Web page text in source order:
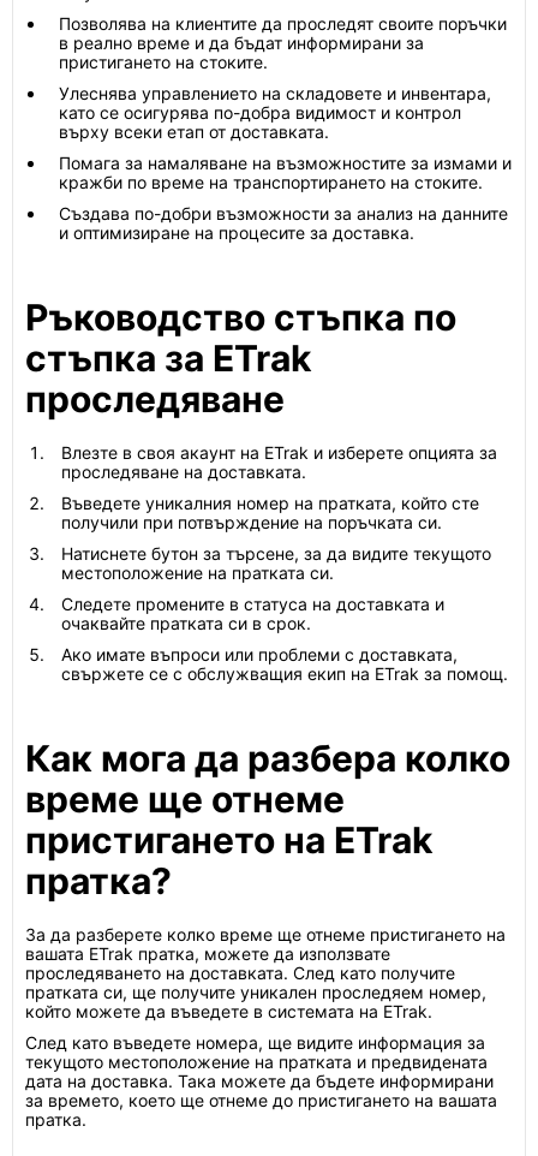
Позволява на клиентите да проследят своите поръчки
в реално време и да бъдат информирани за
пристигането на стоките.
Улеснява управлението на складовете и инвентара,
като се осигурява по-добра видимост и контрол
върху всеки етап от доставката.
Помага за намаляване на възможностите за измами и
кражби по време на транспортирането на стоките.
Създава по-добри възможности за анализ на данните
и оптимизиране на процесите за доставка.
Ръководство стъпка по
стъпка за ETrak
проследяване
Влезте в своя акаунт на ETrak и изберете опцията за
проследяване на доставката.
Въведете уникалния номер на пратката, който сте
получили при потвърждение на поръчката си.
Натиснете бутон за търсене, за да видите текущото
местоположение на пратката си.
Следете промените в статуса на доставката и
очаквайте пратката си в срок.
Ако имате въпроси или проблеми с доставката,
свържете се с обслужващия екип на ETrak за помощ.
Как мога да разбера колко
време ще отнеме
пристигането на ETrak
пратка?
За да разберете колко време ще отнеме пристигането на
вашата ETrak пратка, можете да използвате
проследяването на доставката. След като получите
пратката си, ще получите уникален проследяем номер,
който можете да въведете в системата на ETrak.
След като въведете номера, ще видите информация за
текущото местоположение на пратката и предвидената
дата на доставка. Така можете да бъдете информирани
за времето, което ще отнеме до пристигането на вашата
пратка.